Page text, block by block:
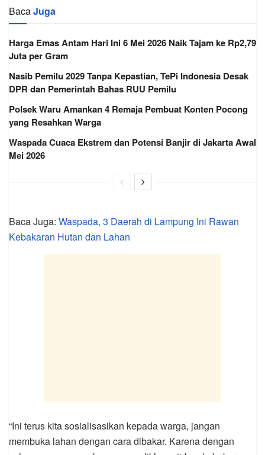
BacaJuga
Harga Emas Antam Hari Ini 6 Mei 2026 Naik Tajam ke Rp2,79
Juta per Gram
Nasib Pemilu 2029 Tanpa Kepastian, TePi Indonesia Desak
DPR dan Pemerintah Bahas RUU Pemilu
Polsek Waru Amankan 4 Remaja Pembuat Konten Pocong
yang Resahkan Warga
Waspada Cuaca Ekstrem dan Potensi Banjir di Jakarta Awal
Mei 2026
Baca Juga: Waspada, 3 Daerah di Lampung Ini Rawan
Kebakaran Hutan dan Lahan
“Ini terus kita sosialisasikan kepada warga, jangan
membuka lahan dengan cara dibakar. Karena dengan